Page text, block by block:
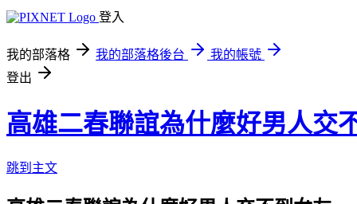
登入
我的部落格 我的部落格後台
我的帳號
登出
高雄二春聯誼為什麼好男人交
跳到主文